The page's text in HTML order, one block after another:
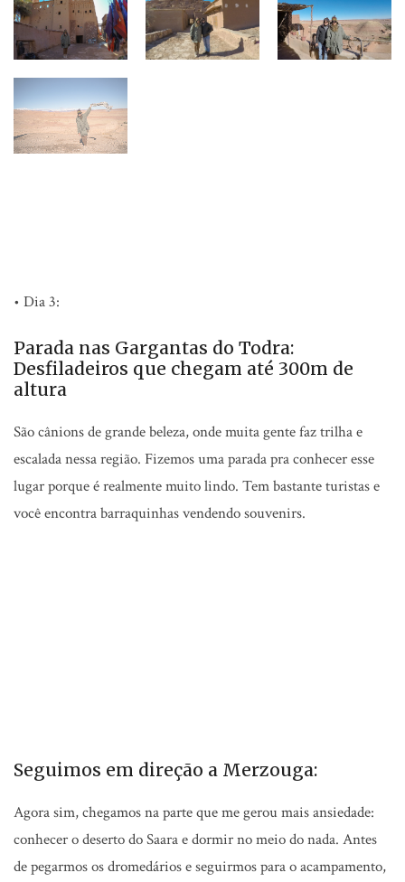
• Dia 3:
Parada nas Gargantas do Todra:
Desfiladeiros que chegam até 300m de
altura
São cânions de grande beleza, onde muita gente faz trilha e
escalada nessa região. Fizemos uma parada pra conhecer esse
lugar porque é realmente muito lindo. Tem bastante turistas e
você encontra barraquinhas vendendo souvenirs.
Seguimos em direção a Merzouga:
Agora sim, chegamos na parte que me gerou mais ansiedade:
conhecer o deserto do Saara e dormir no meio do nada. Antes
de pegarmos os dromedários e seguirmos para o acampamento,